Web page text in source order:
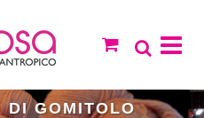
DI GOMITOLO